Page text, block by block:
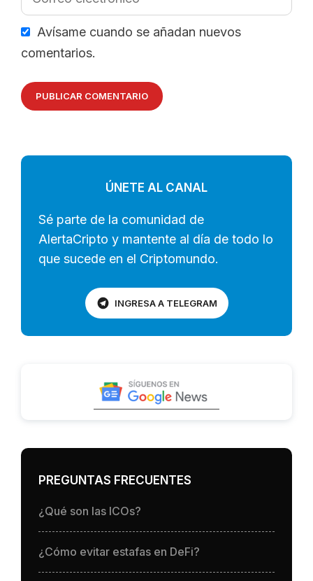
electrónico
Avísame cuando se añadan nuevos
comentarios.
ÚNETE AL CANAL
Sé parte de la comunidad de
AlertaCripto y mantente al día de todo lo
que sucede en el Criptomundo.
INGRESA A TELEGRAM
PREGUNTAS FRECUENTES
¿Qué son las ICOs?
¿Cómo evitar estafas en DeFi?